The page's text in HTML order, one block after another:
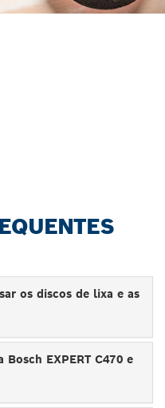
os discos de lixa e as
EXPERT C470 e